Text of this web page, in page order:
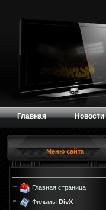
Главная Новости
Меню сайта
Главная страница
Фильмы DivX